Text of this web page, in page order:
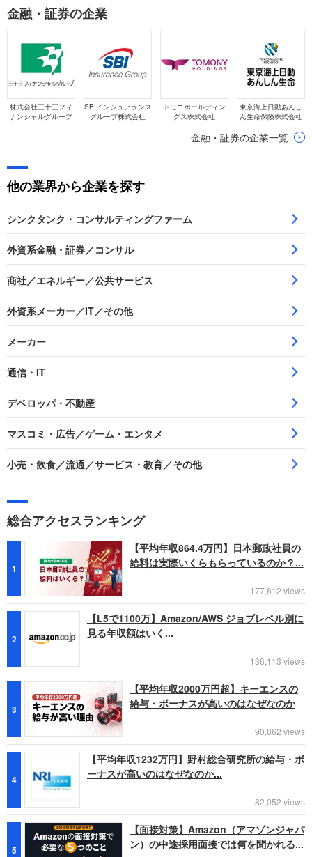
金融・証券の企業
株式会社三十三フィ
ナンシャルグループ
SBIインシュアランス
グループ株式会社
トモニホールディン
グス株式会社
東京海上日動あんし
ん生命保険株式会社
金融・証券の企業一覧
他の業界から企業を探す
シンクタンク・コンサルティングファーム
外資系金融・証券／コンサル
商社／エネルギー／公共サービス
外資系メーカー／IT／その他
メーカー
通信・IT
デベロッパ・不動産
マスコミ・広告／ゲーム・エンタメ
小売・飲食／流通／サービス・教育／その他
総合アクセスランキング
1
【平均年収864.4万円】日本郵政社員の
給料は実際いくらもらっているのか？...
177,612 views
2
【L5で1100万】Amazon/AWS ジョブレベル別に
見る年収額はいく...
136,113 views
3
【平均年収2000万円超】キーエンスの
給与・ボーナスが高いのはなぜなのか
90,862 views
4
【平均年収1232万円】野村総合研究所の給与・ボ
ーナスが高いのはなぜなのか...
82,052 views
5
【面接対策】Amazon（アマゾンジャパ
ン）の中途採用面接では何を聞かれる...